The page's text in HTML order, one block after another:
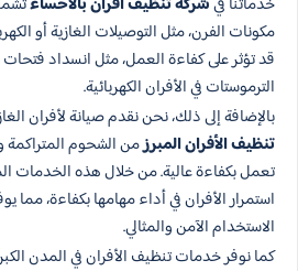
مكونات الفرن، مثل التوصيلات الغازية أو
قد تؤثر على كفاءة العمل، مثل انسداد فتحات
الترموستات في الأفران الكهربائية.
بالإضافة إلى ذلك، نحن نقدم صيانة لأفران
تنظيف الأفران المبرزمن الشحوم المتراكمة
تعمل بكفاءة عالية. من خلال هذه الخدمات
استمرار الأفران في أداء مهامها بكفاءة،
الاستخدام الآمن والمثالي.
كما نوفر خدمات تنظيف الأفران في المدن